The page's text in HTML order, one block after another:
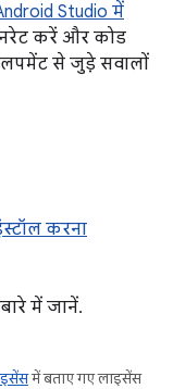
Studio में
करें और कोड
से जुड़े सवालों
करना
में जानें.
में बताए गए लाइसेंस